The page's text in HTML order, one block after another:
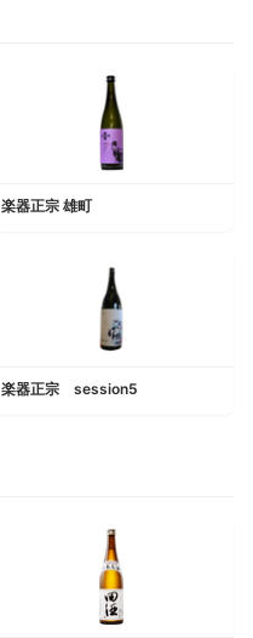
楽器正宗 雄町
楽器正宗 session5